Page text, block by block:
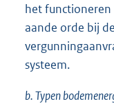
het functioneren
aande orde bij
systeem.
b. Typen